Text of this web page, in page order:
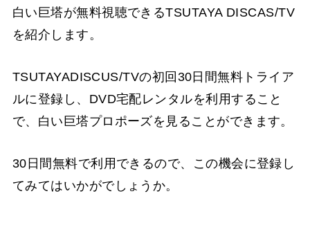
白い巨塔が無料視聴できるTSUTAYA DISCAS/TV
を紹介します。
TSUTAYADISCUS/TVの初回30日間無料トライア
ルに登録し、DVD宅配レンタルを利用すること
で、白い巨塔プロポーズを見ることができます。
30日間無料で利用できるので、この機会に登録し
てみてはいかがでしょうか。